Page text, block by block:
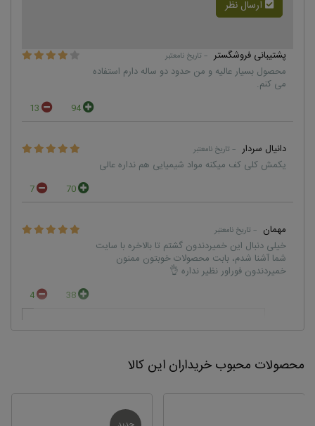
ارسال نظر
پشتیبانی فروشگستر – تاریخ نامعتبر
محصول بسیار عالیه و من حدود دو ساله دارم استفاده
می کنم.
94
13
دانیال سردار – تاریخ نامعتبر
یکمش کلی کف میکنه مواد شیمیایی هم نداره عالی
70
7
مهمان – تاریخ نامعتبر
خیلی دنبال این خمیردندون گشتم تا بالاخره با سایت
شما آشنا شدم، بابت محصولات خوبتون ممنون
خمیردندون فوراور نظیر نداره 👌
38
4
محصولات محبوب خریداران این کالا